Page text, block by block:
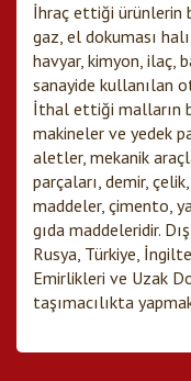
​İhraç ettiği ürünlerin
gaz, el dokuması
havyar, kimyon, ilaç,
sanayide kullanılan
İthal ettiği malların
makineler ve yedek
aletler, mekanik
parçaları, demir,
maddeler, çimento,
gıda maddeleridir.
Rusya, Türkiye,
Emirlikleri ve Uzak
taşımacılıkta